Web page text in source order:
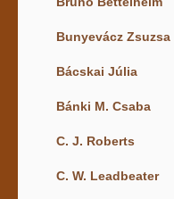
Bunyevácz Zsuzsa
Bácskai Júlia
Bánki M. Csaba
C. J. Roberts
C. W. Leadbeater